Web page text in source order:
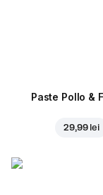
Paste Pollo &
29,99 lei